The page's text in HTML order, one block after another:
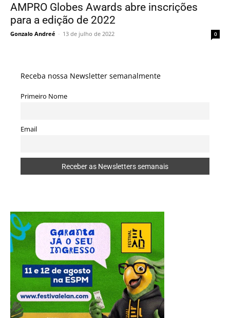
AMPRO Globes Awards abre inscrições
para a edição de 2022
Gonzalo Andreé - 13 de julho de 2022 0
Receba nossa Newsletter semanalmente
Primeiro Nome
Email